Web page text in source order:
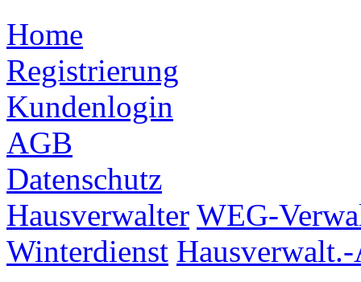
Home
Registrierung
Kundenlogin
AGB
Datenschutz
Hausverwalter WEG-
Winterdienst